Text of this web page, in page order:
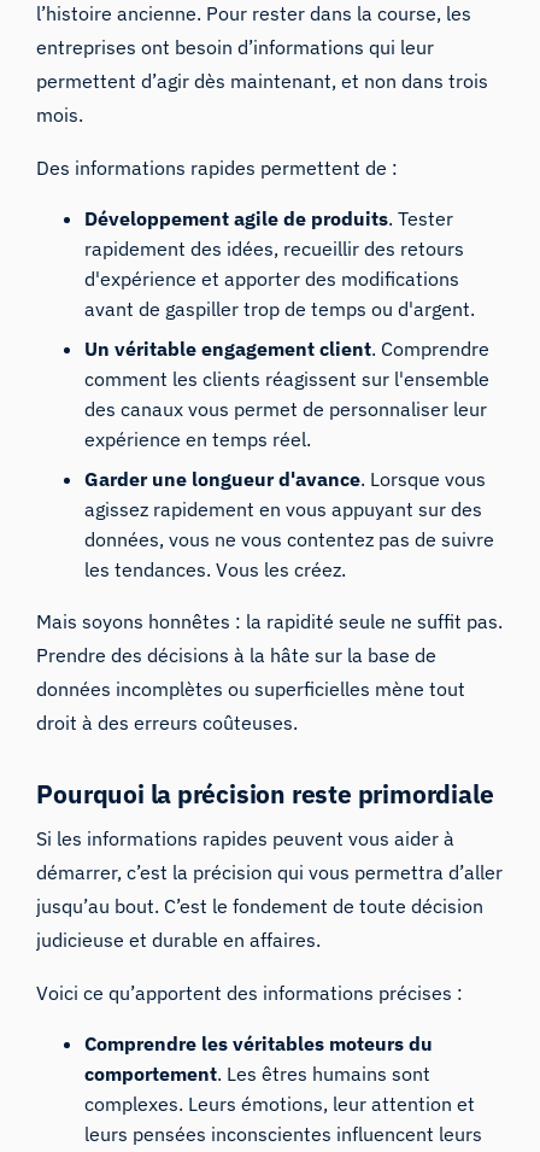
l’histoire ancienne. Pour rester dans la course, les
entreprises ont besoin d’informations qui leur
permettent d’agir dès maintenant, et non dans trois
mois.
Des informations rapides permettent de :
Développement agile de produits. Tester
rapidement des idées, recueillir des retours
d'expérience et apporter des modifications
avant de gaspiller trop de temps ou d'argent.
Un véritable engagement client. Comprendre
comment les clients réagissent sur l'ensemble
des canaux vous permet de personnaliser leur
expérience en temps réel.
Garder une longueur d'avance. Lorsque vous
agissez rapidement en vous appuyant sur des
données, vous ne vous contentez pas de suivre
les tendances. Vous les créez.
Mais soyons honnêtes : la rapidité seule ne suffit pas.
Prendre des décisions à la hâte sur la base de
données incomplètes ou superficielles mène tout
droit à des erreurs coûteuses.
Pourquoi la précision reste primordiale
Si les informations rapides peuvent vous aider à
démarrer, c’est la précision qui vous permettra d’aller
jusqu’au bout. C’est le fondement de toute décision
judicieuse et durable en affaires.
Voici ce qu’apportent des informations précises :
Comprendre les véritables moteurs du
comportement. Les êtres humains sont
complexes. Leurs émotions, leur attention et
leurs pensées inconscientes influencent leurs